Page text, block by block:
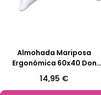
Almohada Mariposa
Ergonómica 60x40 Don
Almohadón
14,95 €